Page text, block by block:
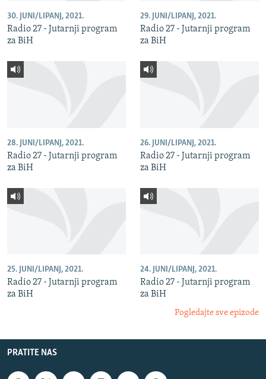
30. JUNI/LIPANJ, 2021.
Radio 27 - Jutarnji program
za BiH
29. JUNI/LIPANJ, 2021.
Radio 27 - Jutarnji program
za BiH
28. JUNI/LIPANJ, 2021.
Radio 27 - Jutarnji program
za BiH
26. JUNI/LIPANJ, 2021.
Radio 27 - Jutarnji program
za BiH
25. JUNI/LIPANJ, 2021.
Radio 27 - Jutarnji program
za BiH
24. JUNI/LIPANJ, 2021.
Radio 27 - Jutarnji program
za BiH
Pogledajte sve epizode
PRATITE NAS